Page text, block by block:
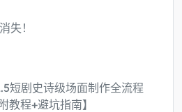
失！
短剧史诗级场面制作全流程
教程+避坑指南】